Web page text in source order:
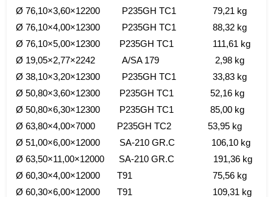
Ø 76,10×3,60×12200 P235GH TC1 79,21 kg
Ø 76,10×4,00×12300 P235GH TC1 88,32 kg
Ø 76,10×5,00×12300 P235GH TC1 111,61 kg
Ø 19,05×2,77×2242 A/SA 179 2,98 kg
Ø 38,10×3,20×12300 P235GH TC1 33,83 kg
Ø 50,80×3,60×12300 P235GH TC1 52,16 kg
Ø 50,80×6,30×12300 P235GH TC1 85,00 kg
Ø 63,80×4,00×7000 P235GH TC2 53,95 kg
Ø 51,00×6,00×12000 SA-210 GR.C 106,10 kg
Ø 63,50×11,00×12000 SA-210 GR.C 191,36 kg
Ø 60,30×4,00×12000 T91 75,56 kg
Ø 60,30×6,00×12000 T91 109,31 kg